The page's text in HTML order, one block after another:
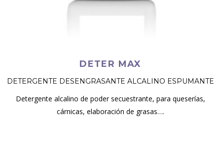
DETER MAX
DETERGENTE DESENGRASANTE ALCALINO ESPUMANTE
Detergente alcalino de poder secuestrante, para queserías,
cárnicas, elaboración de grasas….